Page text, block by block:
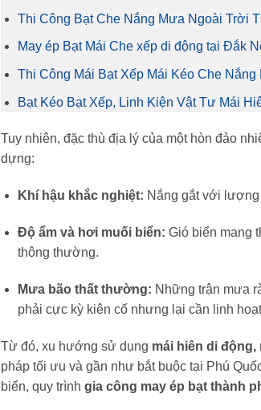
Thi Công Bạt Che Nắng Mưa Ngoài Trời
May ép Bạt Mái Che xếp di động tại Đắk
Thi Công Mái Bạt Xếp Mái Kéo Che
Bạt Kéo Bạt Xếp, Linh Kiện Vật Tư Mái
Tuy nhiên, đặc thù địa lý của một hòn đảo
dựng:
Khí hậu khắc nghiệt: Nắng gắt với
Độ ẩm và hơi muối biển: Gió biển mang
thông thường.
Mưa bão thất thường: Những trận mưa
phải cực kỳ kiên cố nhưng lại cần linh
Từ đó, xu hướng sử dụng mái hiên di
pháp tối ưu và gần như bắt buộc tại Phú
biển, quy trình gia công may ép bạt thành